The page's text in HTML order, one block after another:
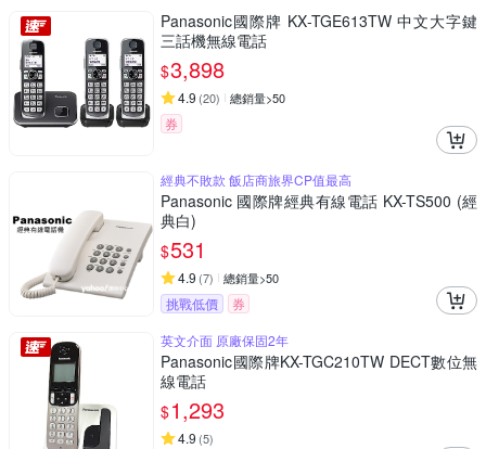
Panasonic國際牌 KX-TGE613TW 中文大字鍵
三話機無線電話
$3,898
4.9 (20) 總銷量>50
券
經典不敗款 飯店商旅界CP值最高
Panasonic 國際牌經典有線電話 KX-TS500 (經
典白)
$531
4.9 (7) 總銷量>50
挑戰低價
券
英文介面 原廠保固2年
Panasonic國際牌KX-TGC210TW DECT數位無
線電話
$1,293
4.9 (5)